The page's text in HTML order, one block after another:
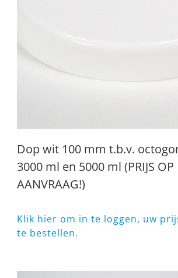
Dop wit 100 mm t.b.v.
3000 ml en 5000 ml (PRIJS OP
AANVRAAG!)
Klik hier om in te loggen, uw
te bestellen.